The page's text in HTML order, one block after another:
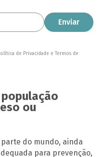
de Privacidade e Termos de
ou
do mundo, ainda
para prevenção,